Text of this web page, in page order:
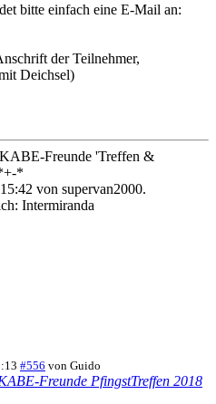
bitte einfach eine E-Mail an:
der Teilnehmer,
Deichsel)
Freunde 'Treffen &
*
von supervan2000.
Intermiranda
#556 von Guido
Freunde PfingstTreffen 2018